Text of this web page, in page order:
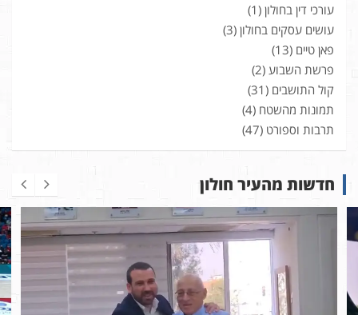
עורכי דין בחולון (1)
עושים עסקים בחולון (3)
פאן טיים (13)
פרשת השבוע (2)
קול התושבים (31)
תמונות מהשטח (4)
תרבות וספורט (47)
חדשות מהעיר חולון